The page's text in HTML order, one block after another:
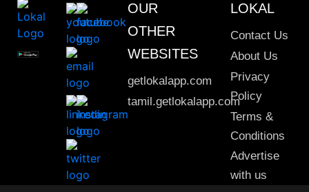
OUR
OTHER
WEBSITES
getlokalapp.com
tamil.getlokalapp.com
LOKAL
Contact Us
About Us
Privacy
Policy
Terms &
Conditions
Advertise
with us